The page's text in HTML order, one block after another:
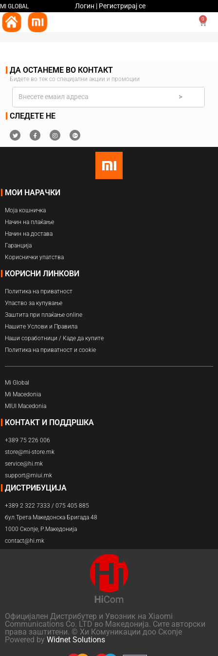
MI GLOBAL Логин | Регистрирај се
0
ДА ОСТАНЕМЕ ВО КОНТАКТ
Бидете во тек со специјални акции и промоции
>
СЛЕДЕТЕ НЕ
МОИ НАРАЧКИ
Моја кошничка
Начин на плаќање
Начин на достава
Гаранција
Кориснички упатства
КОРИСНИ ЛИНКОВИ
Политика на приватност
Упаство за купување
Заштита при плаќање online
Нашите Услови и Правила
Наши соработници / Каде да купите
Политика на приватност и cookie
Mi Global
Mi Macedonia
MIUI Macedonia
КОНТАКТ И ПОДДРШКА
+389 75 226 006
store@mi-store.mk
service@hi.mk
support@miui.mk
ДИСТРИБУЦИЈА
+389 2 322 7333 / 075 405 885
бул.Трета Македонска Бригада 48
1000 Скопје, Р.Македонија
contact@hi.mk
Официјален Дистрибутер и Увозник на Xiaomi
Communications Co. LTD во Македонија. Сите авторски
права заштитени. © Хи Комуникации доо Скопје
Powered by Widnet Solutions